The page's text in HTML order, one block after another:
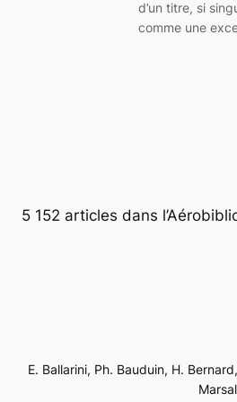
d’un titre, si
comme une
5 152 articles dans
E. Ballarini, Ph. Bauduin, H.